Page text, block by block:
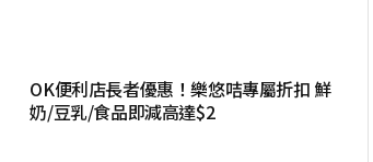
OK便利店長者優惠！樂悠咭專屬折扣 鮮
奶/豆乳/食品即減高達$2